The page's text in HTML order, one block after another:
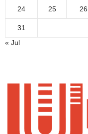
24 25 26
31
« Jul